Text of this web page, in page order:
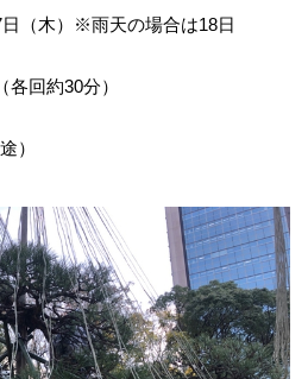
（木）※雨天の場合は18日
回約30分）
）